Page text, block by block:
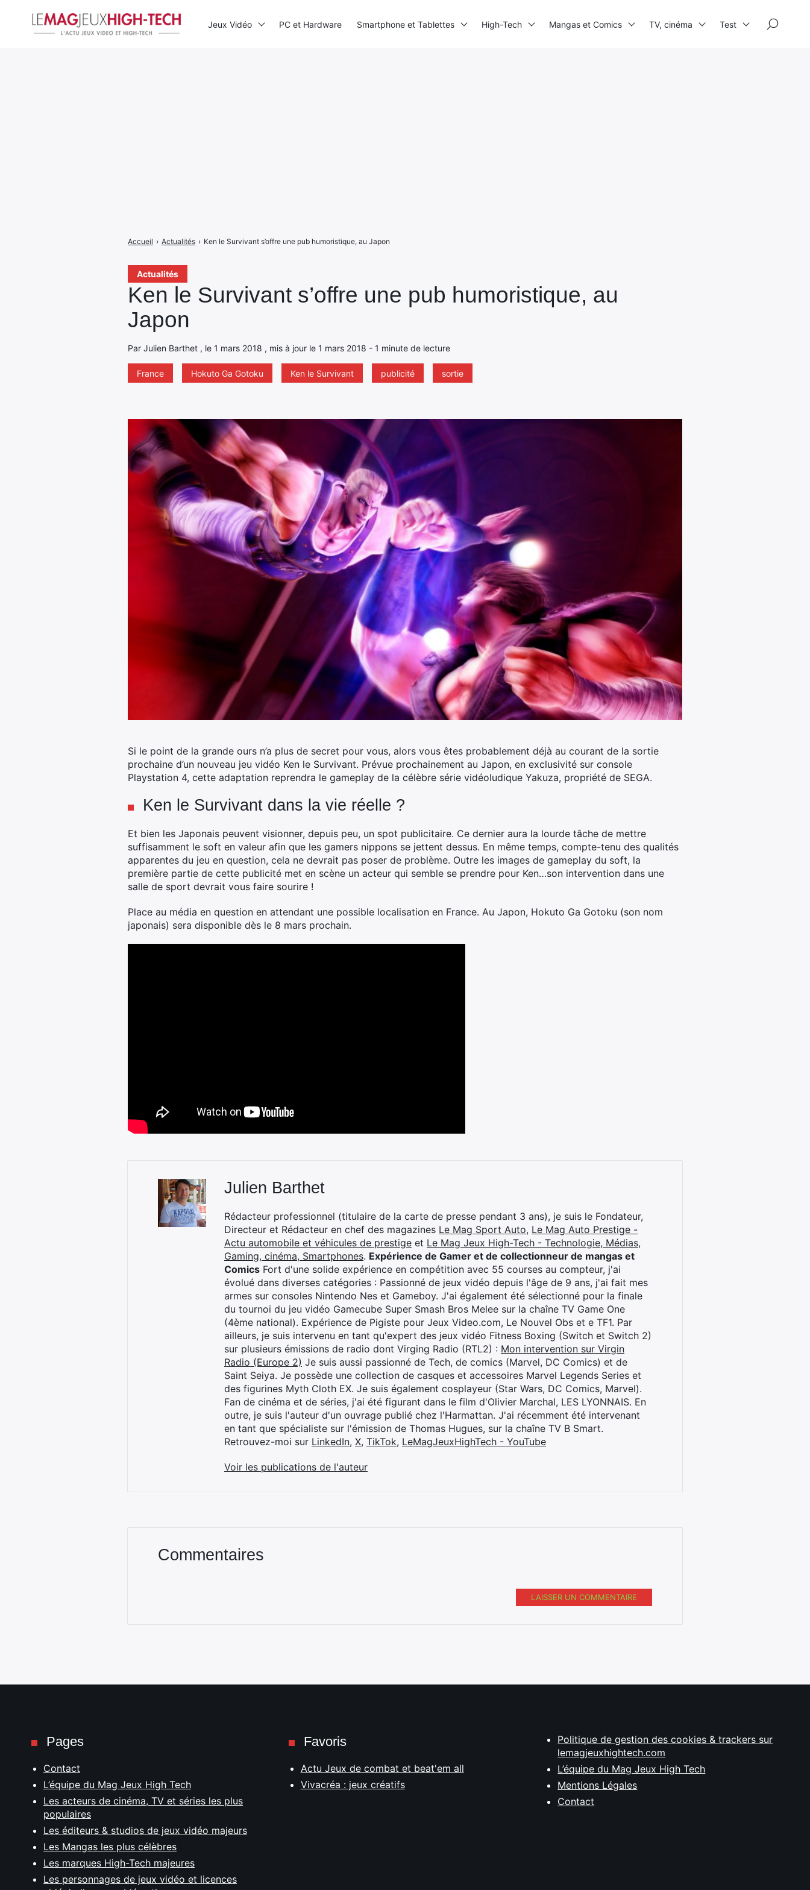
Actualités
Ken le Survivant s’offre une pub humoristique, au
Japon
Par Julien Barthet , le 1 mars 2018 , mis à jour le 1 mars 2018 - 1 minute de lecture
France Hokuto Ga Gotoku Ken le Survivant publicité sortie
Accueil › Actualités › Ken le Survivant s’offre une pub humoristique, au Japon
Si le point de la grande ours n’a plus de secret pour vous, alors vous êtes probablement déjà au courant de la sortie
prochaine d’un nouveau jeu vidéo Ken le Survivant. Prévue prochainement au Japon, en exclusivité sur console
Playstation 4, cette adaptation reprendra le gameplay de la célèbre série vidéoludique Yakuza, propriété de SEGA.
Ken le Survivant dans la vie réelle ?
Et bien les Japonais peuvent visionner, depuis peu, un spot publicitaire. Ce dernier aura la lourde tâche de mettre
suffisamment le soft en valeur afin que les gamers nippons se jettent dessus. En même temps, compte-tenu des qualités
apparentes du jeu en question, cela ne devrait pas poser de problème. Outre les images de gameplay du soft, la
première partie de cette publicité met en scène un acteur qui semble se prendre pour Ken…son intervention dans une
salle de sport devrait vous faire sourire !
Place au média en question en attendant une possible localisation en France. Au Japon, Hokuto Ga Gotoku (son nom
japonais) sera disponible dès le 8 mars prochain.
Julien Barthet
Rédacteur professionnel (titulaire de la carte de presse pendant 3 ans), je suis le Fondateur,
Directeur et Rédacteur en chef des magazines Le Mag Sport Auto, Le Mag Auto Prestige -
Actu automobile et véhicules de prestige et Le Mag Jeux High-Tech - Technologie, Médias,
Gaming, cinéma, Smartphones. Expérience de Gamer et de collectionneur de mangas et
Comics Fort d'une solide expérience en compétition avec 55 courses au compteur, j'ai
évolué dans diverses catégories : Passionné de jeux vidéo depuis l'âge de 9 ans, j'ai fait mes
armes sur consoles Nintendo Nes et Gameboy. J'ai également été sélectionné pour la finale
du tournoi du jeu vidéo Gamecube Super Smash Bros Melee sur la chaîne TV Game One
(4ème national). Expérience de Pigiste pour Jeux Video.com, Le Nouvel Obs et e TF1. Par
ailleurs, je suis intervenu en tant qu'expert des jeux vidéo Fitness Boxing (Switch et Switch 2)
sur plusieurs émissions de radio dont Virging Radio (RTL2) : Mon intervention sur Virgin
Radio (Europe 2) Je suis aussi passionné de Tech, de comics (Marvel, DC Comics) et de
Saint Seiya. Je possède une collection de casques et accessoires Marvel Legends Series et
des figurines Myth Cloth EX. Je suis également cosplayeur (Star Wars, DC Comics, Marvel).
Fan de cinéma et de séries, j'ai été figurant dans le film d'Olivier Marchal, LES LYONNAIS. En
outre, je suis l'auteur d'un ouvrage publié chez l'Harmattan. J'ai récemment été intervenant
en tant que spécialiste sur l'émission de Thomas Hugues, sur la chaîne TV B Smart.
Retrouvez-moi sur LinkedIn, X, TikTok, LeMagJeuxHighTech - YouTube
Voir les publications de l'auteur
Commentaires
LAISSER UN COMMENTAIRE
Jeux Vidéo PC et Hardware Smartphone et Tablettes High-Tech Mangas et Comics TV, cinéma Test
Pages
Contact
L’équipe du Mag Jeux High Tech
Les acteurs de cinéma, TV et séries les plus
populaires
Les éditeurs & studios de jeux vidéo majeurs
Les Mangas les plus célèbres
Les marques High-Tech majeures
Les personnages de jeux vidéo et licences
Favoris
Actu Jeux de combat et beat'em all
Vivacréa : jeux créatifs
Politique de gestion des cookies & trackers sur
lemagjeuxhightech.com
L’équipe du Mag Jeux High Tech
Mentions Légales
Contact